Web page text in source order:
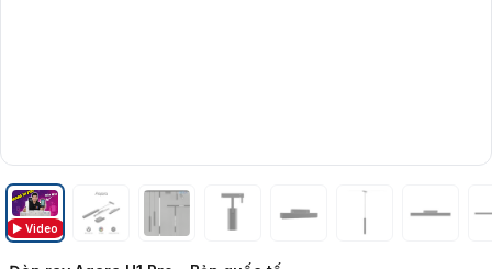
▶ Video